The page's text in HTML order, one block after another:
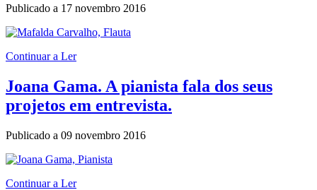
Publicado a 17 novembro 2016
Continuar a Ler
Joana Gama. A pianista fala dos seus
projetos em entrevista.
Publicado a 09 novembro 2016
Continuar a Ler